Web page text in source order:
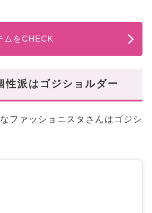
ムをCHECK
性派はゴジショルダー
ファッショニスタさんはゴジシ